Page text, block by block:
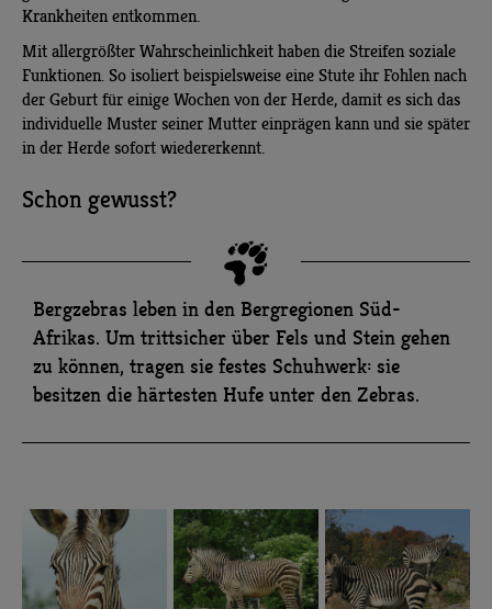
Krankheiten entkommen.
Mit allergrößter Wahrscheinlichkeit haben die Streifen soziale
Funktionen. So isoliert beispielsweise eine Stute ihr Fohlen nach
der Geburt für einige Wochen von der Herde, damit es sich das
individuelle Muster seiner Mutter einprägen kann und sie später
in der Herde sofort wiedererkennt.
Schon gewusst?
Bergzebras leben in den Bergregionen Süd-
Afrikas. Um trittsicher über Fels und Stein gehen
zu können, tragen sie festes Schuhwerk: sie
besitzen die härtesten Hufe unter den Zebras.